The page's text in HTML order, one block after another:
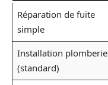
Réparation de fuite
simple
Installation plomberie
(standard)